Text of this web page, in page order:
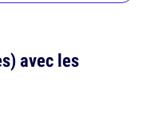
avec les